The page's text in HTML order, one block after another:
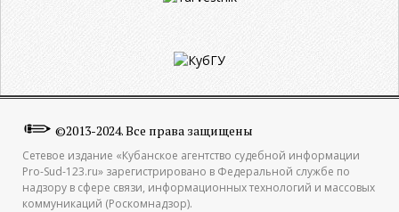
©2013-2024. Все права защищены
Сетевое издание «Кубанское агентство судебной информации
Pro-Sud-123.ru» зарегистрировано в Федеральной службе по
надзору в сфере связи, информационных технологий и массовых
коммуникаций (Роскомнадзор).